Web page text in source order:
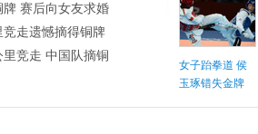
赛后向女友求婚
走遗憾摘得铜牌
竞走 中国队摘铜
女子跆拳道 侯
玉琢错失金牌